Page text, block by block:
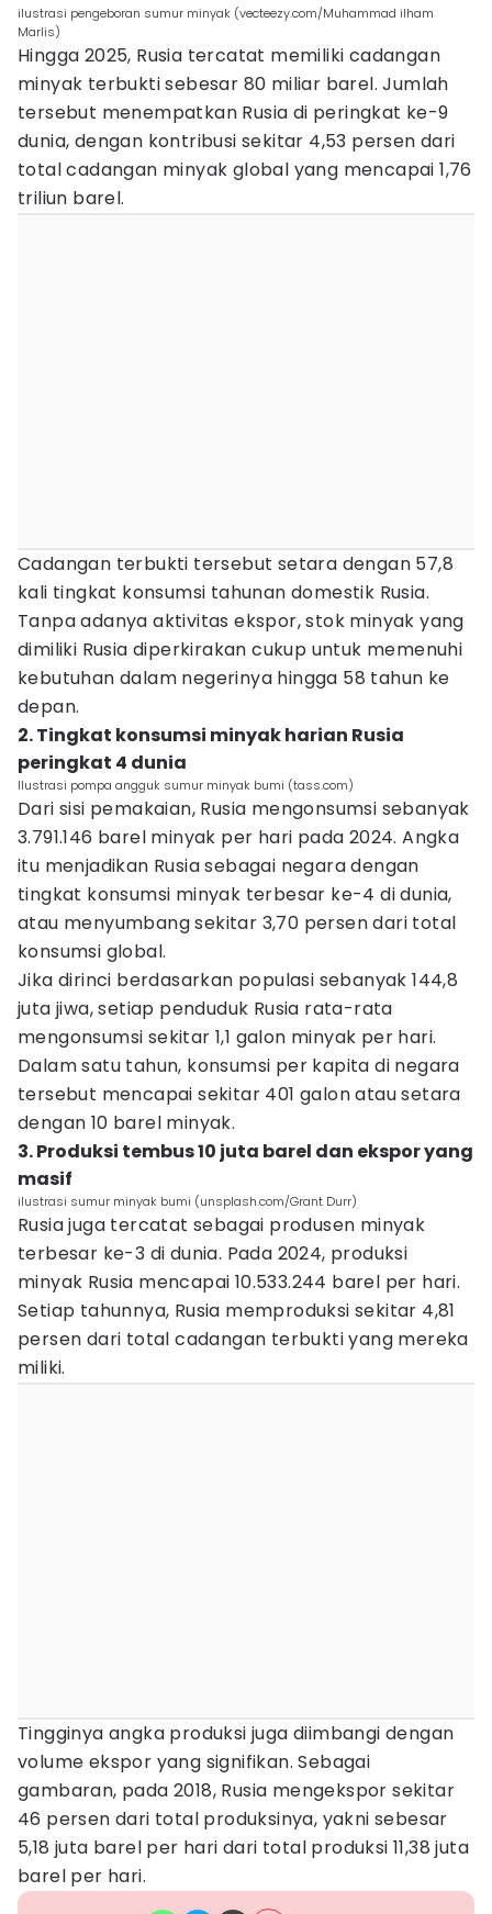
ilustrasi pengeboran sumur minyak (vecteezy.com/Muhammad ilham
Marlis)
Hingga 2025, Rusia tercatat memiliki cadangan
minyak terbukti sebesar 80 miliar barel. Jumlah
tersebut menempatkan Rusia di peringkat ke-9
dunia, dengan kontribusi sekitar 4,53 persen dari
total cadangan minyak global yang mencapai 1,76
triliun barel.
Cadangan terbukti tersebut setara dengan 57,8
kali tingkat konsumsi tahunan domestik Rusia.
Tanpa adanya aktivitas ekspor, stok minyak yang
dimiliki Rusia diperkirakan cukup untuk memenuhi
kebutuhan dalam negerinya hingga 58 tahun ke
depan.
2. Tingkat konsumsi minyak harian Rusia
peringkat 4 dunia
Ilustrasi pompa angguk sumur minyak bumi (tass.com)
Dari sisi pemakaian, Rusia mengonsumsi sebanyak
3.791.146 barel minyak per hari pada 2024. Angka
itu menjadikan Rusia sebagai negara dengan
tingkat konsumsi minyak terbesar ke-4 di dunia,
atau menyumbang sekitar 3,70 persen dari total
konsumsi global.
Jika dirinci berdasarkan populasi sebanyak 144,8
juta jiwa, setiap penduduk Rusia rata-rata
mengonsumsi sekitar 1,1 galon minyak per hari.
Dalam satu tahun, konsumsi per kapita di negara
tersebut mencapai sekitar 401 galon atau setara
dengan 10 barel minyak.
3. Produksi tembus 10 juta barel dan ekspor yang
masif
ilustrasi sumur minyak bumi (unsplash.com/Grant Durr)
Rusia juga tercatat sebagai produsen minyak
terbesar ke-3 di dunia. Pada 2024, produksi
minyak Rusia mencapai 10.533.244 barel per hari.
Setiap tahunnya, Rusia memproduksi sekitar 4,81
persen dari total cadangan terbukti yang mereka
miliki.
Tingginya angka produksi juga diimbangi dengan
volume ekspor yang signifikan. Sebagai
gambaran, pada 2018, Rusia mengekspor sekitar
46 persen dari total produksinya, yakni sebesar
5,18 juta barel per hari dari total produksi 11,38 juta
barel per hari.